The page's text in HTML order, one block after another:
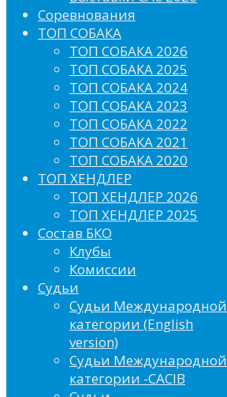
Соревнования
ТОП СОБАКА
ТОП СОБАКА 2026
ТОП СОБАКА 2025
ТОП СОБАКА 2024
ТОП СОБАКА 2023
ТОП СОБАКА 2022
ТОП СОБАКА 2021
ТОП СОБАКА 2020
ТОП ХЕНДЛЕР
ТОП ХЕНДЛЕР 2026
ТОП ХЕНДЛЕР 2025
Состав БКО
Клубы
Комиссии
Судьи
Судьи Международной
категории (English
version)
Судьи Международной
категории -CACIB